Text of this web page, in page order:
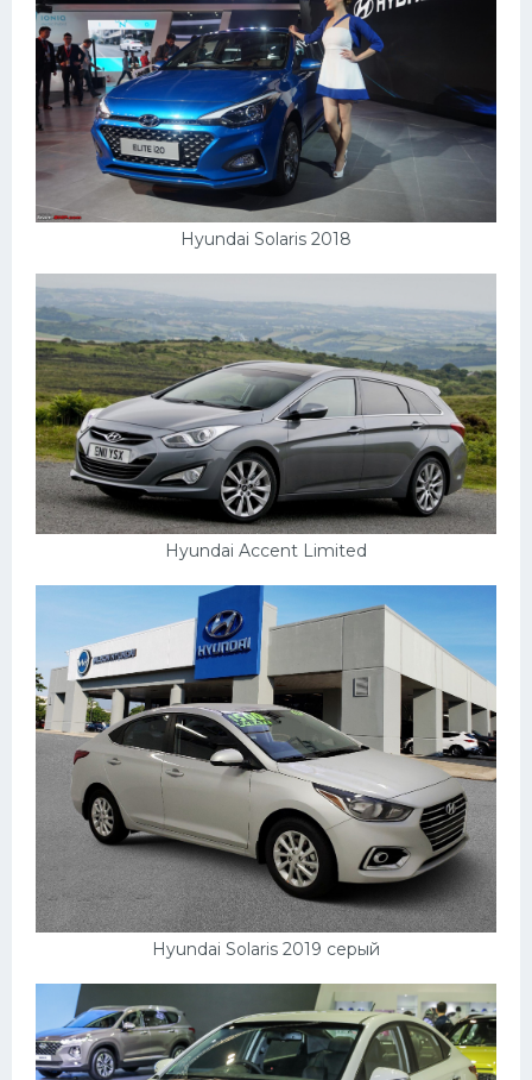
Hyundai Solaris 2018
Hyundai Accent Limited
Hyundai Solaris 2019 серый